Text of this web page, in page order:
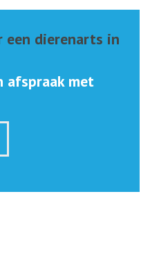
een dierenarts in
afspraak met